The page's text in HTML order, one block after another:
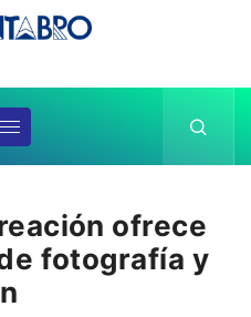
ofrece
fotografía y